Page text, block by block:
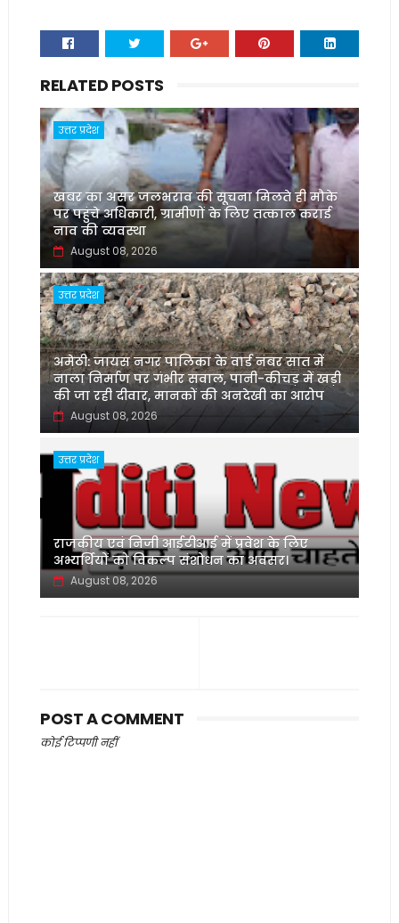
RELATED POSTS
उत्तर प्रदेश
खबर का असर जलभराव की सूचना मिलते ही मौके
पर पहुंचे अधिकारी, ग्रामीणों के लिए तत्काल कराई
नाव की व्यवस्था
August 08, 2026
उत्तर प्रदेश
अमेठी: जायस नगर पालिका के वार्ड नंबर सात में
नाला निर्माण पर गंभीर सवाल, पानी-कीचड़ में खड़ी
की जा रही दीवार, मानकों की अनदेखी का आरोप
August 08, 2026
उत्तर प्रदेश
‌राजकीय एवं निजी आईटीआई में प्रवेश के लिए
अभ्यर्थियों को विकल्प संशोधन का अवसर।
August 08, 2026
POST A COMMENT
कोई टिप्पणी नहीं